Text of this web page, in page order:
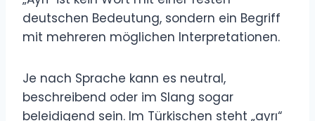
deutschen Bedeutung, sondern ein Begriff
mit mehreren möglichen Interpretationen.
Je nach Sprache kann es neutral,
beschreibend oder im Slang sogar
beleidigend sein. Im Türkischen steht „ayrı“